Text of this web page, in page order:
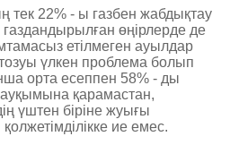
22% - ы газбен жабдықтау
газдандырылған өңірлерде де
етілмеген ауылдар
үлкен проблема болып
орта есеппен 58% - ды
қарамастан,
үштен біріне жуығы
ие емес.